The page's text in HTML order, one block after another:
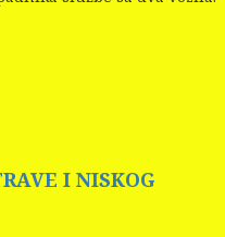
I NISKOG